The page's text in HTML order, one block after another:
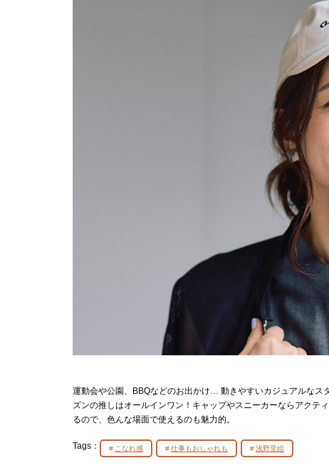
運動会や公園、BBQなどのお出かけ… 動きやすいカジュアルなス
ズンの推しはオールインワン！キャップやスニーカーならアクテ
るので、色んな場面で使えるのも魅力的。
Tags： こなれ感 仕事もおしゃれも 浅野里絵